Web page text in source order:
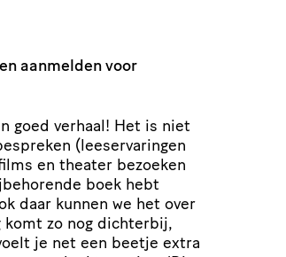
aanmelden voor
goed verhaal! Het is niet
(lees­er­va­ringen
en theater bezoeken
boek hebt
daar kunnen we het over
zo nog dichterbij,
je net een beetje extra